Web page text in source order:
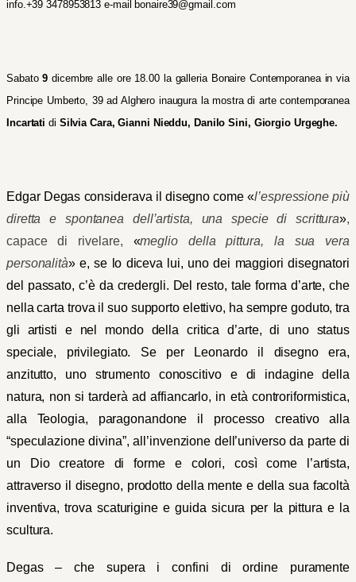
info.+39 3478953813 e-mail bonaire39@gmail.com
Sabato9 dicembre alle ore 18.00 la galleria Bonaire Contemporanea in via
Principe Umberto, 39 ad Alghero inaugura la mostra di arte contemporanea
Incartati di Silvia Cara, Gianni Nieddu, Danilo Sini, Giorgio Urgeghe.
Edgar Degas considerava il disegno come «l’espressione più
diretta e spontanea dell’artista, una specie di scrittura»,
capace di rivelare, «meglio della pittura, la sua vera
personalità» e, se lo diceva lui, uno dei maggiori disegnatori
del passato, c’è da credergli. Del resto, tale forma d’arte, che
nella carta trova il suo supporto elettivo, ha sempre goduto, tra
gli artisti e nel mondo della critica d’arte, di uno status
speciale, privilegiato. Se per Leonardo il disegno era,
anzitutto, uno strumento conoscitivo e di indagine della
natura, non si tarderà ad affiancarlo, in età controriformistica,
alla Teologia, paragonandone il processo creativo alla
“speculazione divina”, all’invenzione dell’universo da parte di
un Dio creatore di forme e colori, così come l’artista,
attraverso il disegno, prodotto della mente e della sua facoltà
inventiva, trova scaturigine e guida sicura per la pittura e la
scultura.
Degas – che supera i confini di ordine puramente